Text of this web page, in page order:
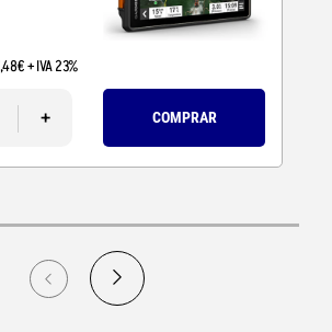
300 a 3000 Hz.
,48€+ IVA 23%
+ COMPRAR